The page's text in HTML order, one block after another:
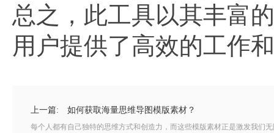
总之，此工具以其丰富
用户提供了高效的工作
上一篇: 如何获取海量思维导图模版素材？
每个人都有自己独特的思维方式和创造力，而这些模版素材正是激发我们